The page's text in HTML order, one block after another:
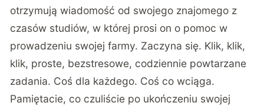
otrzymują wiadomość od swojego znajomego z
czasów studiów, w której prosi on o pomoc w
prowadzeniu swojej farmy. Zaczyna się. Klik, klik,
klik, proste, bezstresowe, codziennie powtarzane
zadania. Coś dla każdego. Coś co wciąga.
Pamiętacie, co czuliście po ukończeniu swojej